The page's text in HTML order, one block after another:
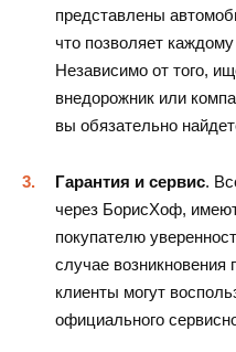
представлены
что позволяет
Независимо от того,
внедорожник или
вы обязательно
Гарантия и сервис.
через БорисХоф,
покупателю
случае
клиенты могут
официального